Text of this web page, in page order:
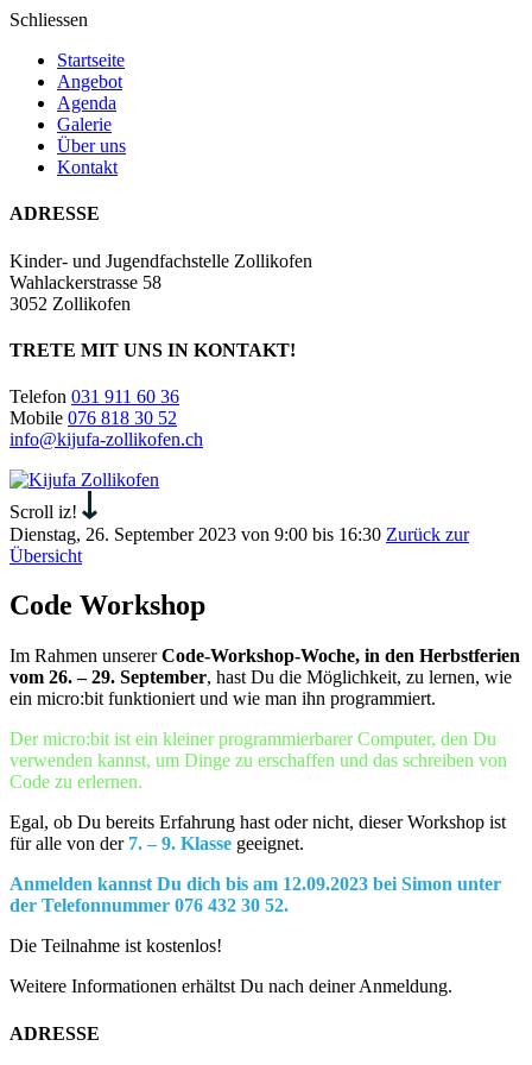
Schliessen
Startseite
Angebot
Agenda
Galerie
Über uns
Kontakt
ADRESSE
Kinder- und Jugendfachstelle Zollikofen
Wahlackerstrasse 58
3052 Zollikofen
TRETE MIT UNS IN KONTAKT!
Telefon 031 911 60 36
Mobile 076 818 30 52
info@kijufa-zollikofen.ch
Scroll iz!
Dienstag, 26. September 2023 von 9:00 bis 16:30 Zurück zur
Übersicht
Code Workshop
Im Rahmen unsererCode-Workshop-Woche, in den Herbstferien
vom 26. – 29. September, hast Du die Möglichkeit, zu lernen, wie
ein micro:bit funktioniert und wie man ihn programmiert.
Der micro:bit ist ein kleiner programmierbarer Computer, den Du
verwenden kannst, um Dinge zu erschaffen und das schreiben von
Code zu erlernen.
Egal, ob Du bereits Erfahrung hast oder nicht, dieser Workshop ist
für alle von der 7. – 9. Klasse geeignet.
Anmelden kannst Du dich bis am 12.09.2023 bei Simon unter
der Telefonnummer 076 432 30 52.
Die Teilnahme ist kostenlos!
Weitere Informationen erhältst Du nach deiner Anmeldung.
ADRESSE